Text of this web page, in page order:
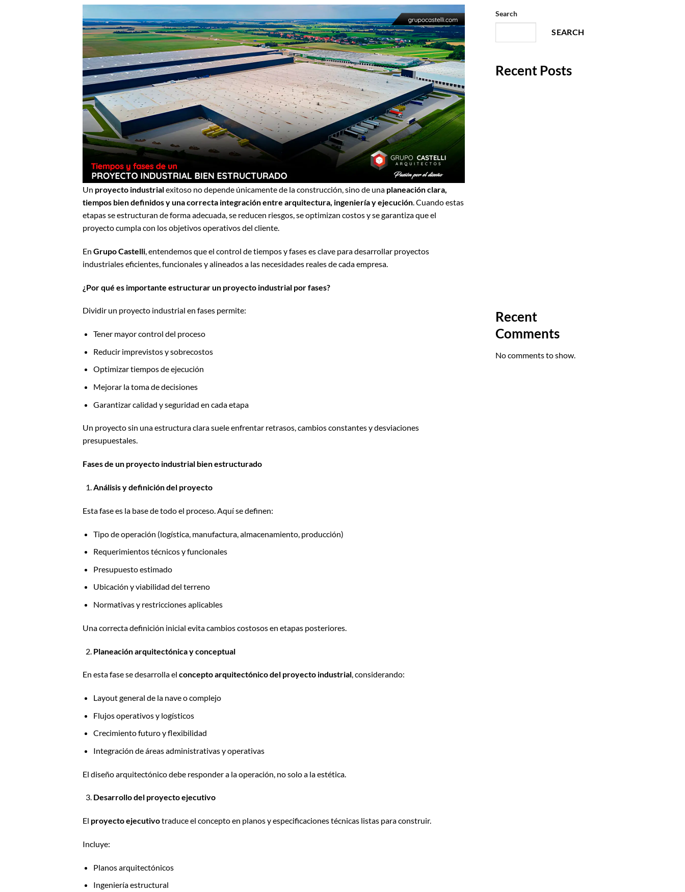
Un proyecto industrialexitoso no depende únicamente de la construcción, sino de una planeación clara,
tiempos bien definidos y una correcta integración entre arquitectura, ingeniería y ejecución. Cuando estas
etapas se estructuran de forma adecuada, se reducen riesgos, se optimizan costos y se garantiza que el
proyecto cumpla con los objetivos operativos del cliente.
En Grupo Castelli , entendemos que el control de tiempos y fases es clave para desarrollar proyectos
industriales eficientes, funcionales y alineados a las necesidades reales de cada empresa.
¿Por qué es importante estructurar un proyecto industrial por fases?
Dividir un proyecto industrial en fases permite:
Tener mayor control del proceso
Reducir imprevistos y sobrecostos
Optimizar tiempos de ejecución
Mejorar la toma de decisiones
Garantizar calidad y seguridad en cada etapa
Un proyecto sin una estructura clara suele enfrentar retrasos, cambios constantes y desviaciones
presupuestales.
Fases de un proyecto industrial bien estructurado
Análisis y definición del proyecto
Esta fase es la base de todo el proceso. Aquí se definen:
Tipo de operación (logística, manufactura, almacenamiento, producción)
Requerimientos técnicos y funcionales
Presupuesto estimado
Ubicación y viabilidad del terreno
Normativas y restricciones aplicables
Una correcta definición inicial evita cambios costosos en etapas posteriores.
Planeación arquitectónica y conceptual
En esta fase se desarrolla el concepto arquitectónico del proyecto industrial, considerando:
Layout general de la nave o complejo
Flujos operativos y logísticos
Crecimiento futuro y flexibilidad
Integración de áreas administrativas y operativas
El diseño arquitectónico debe responder a la operación, no solo a la estética.
Desarrollo del proyecto ejecutivo
El proyecto ejecutivotraduce el concepto en planos y especificaciones técnicas listas para construir.
Incluye:
Planos arquitectónicos
Ingeniería estructural
Search
SEARCH
Recent Posts
Recent
Comments
No comments to show.